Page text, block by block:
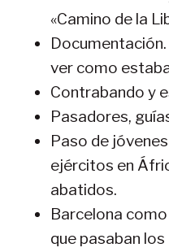
«Camino de la
ver como
Contrabando y
Pasadores,
Paso de
ejércitos en
abatidos.
Barcelona
que pasaban